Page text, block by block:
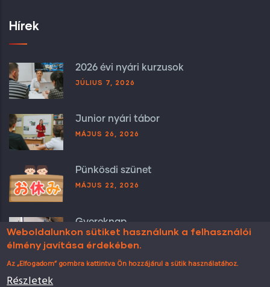
Hírek
2026 évi nyári kurzusok
JÚLIUS 7, 2026
Junior nyári tábor
MÁJUS 26, 2026
Pünkösdi szünet
MÁJUS 22, 2026
Gyereknap
MÁJUS 5, 2026
Weboldalunkon sütiket használunk a felhasználói
élmény javítása érdekében.
Az „Elfogadom” gombra kattintva Ön hozzájárul a sütik használatához.
Részletek